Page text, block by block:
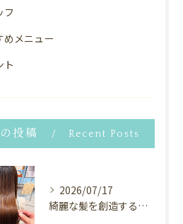
フ
めメニュー
ト
投稿 Recent Posts
2026/07/17
綺麗な髪を創造するヘアサロン⭐︎